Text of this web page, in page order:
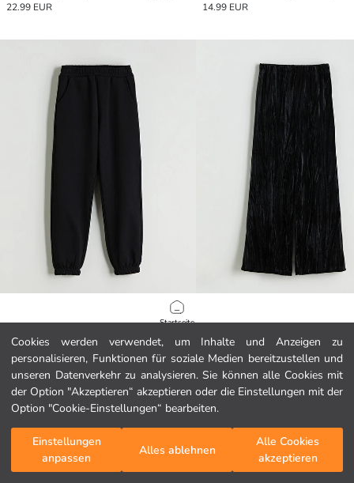
Cookies werden verwendet, um Inhalte und Anzeigen zu
personalisieren, Funktionen für soziale Medien bereitzustellen und
unseren Datenverkehr zu analysieren. Sie können alle Cookies mit
der Option "Akzeptieren“ akzeptieren oder die Einstellungen mit der
Option "Cookie-Einstellungen“ bearbeiten.
Einstellungen
anpassen
Alles ablehnen
Alle Cookies
akzeptieren
Startseite
Kategorien
Mein Warenkorb
22.99 EUR
14.99 EUR
Elastischer Bund Basic Sweatpants für Jungen
10.99 EUR
9.99 EUR